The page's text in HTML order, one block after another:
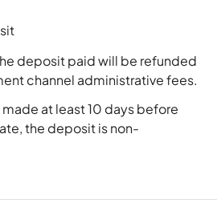
deposit paid will be refunded
channel administrative fees.
at least 10 days before
the deposit is non-